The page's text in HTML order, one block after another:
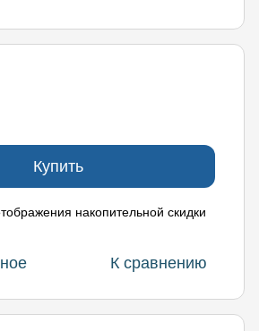
Купить
накопительной скидки
К сравнению